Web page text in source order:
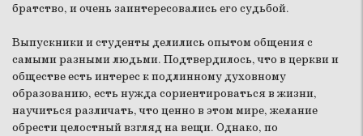
братство, и очень заинтересовались его судьбой.
Выпускники и студенты делились опытом общения с
самыми разными людьми. Подтвердилось, что в церкви и
обществе есть интерес к подлинному духовному
образованию, есть нужда сориентироваться в жизни,
научиться различать, что ценно в этом мире, желание
обрести целостный взгляд на вещи. Однако, по